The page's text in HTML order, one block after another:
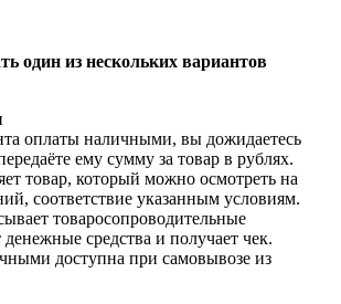
один из нескольких вариантов
оплаты наличными, вы дожидаетесь
ему сумму за товар в рублях.
товар, который можно осмотреть на
соответствие указанным условиям.
товаросопроводительные
средства и получает чек.
доступна при самовывозе из